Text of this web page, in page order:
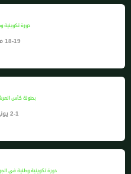
دورة تكوينية
18-19 ماي 2024
بطولة كأس
2-1 يونيو 2024
دورة تكوينية وطنية في